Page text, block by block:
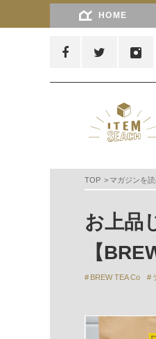
HOME
TOP マガジンを読
お上品
【
BREW TEA Co